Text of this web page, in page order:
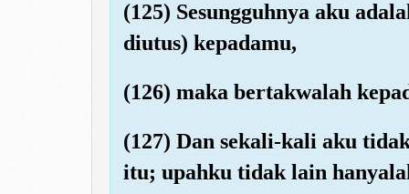
(125) Sesungguhnya aku
diutus) kepadamu,
(126) maka bertakwalah
(127) Dan sekali-kali aku
itu; upahku tidak lain